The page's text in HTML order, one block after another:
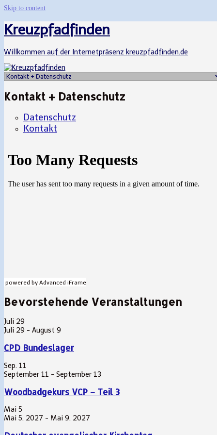
Skip to content
Kreuzpfadfinden
Willkommen auf der Internetpräsenz kreuzpfadfinden.de
Kontakt + Datenschutz
Datenschutz
Kontakt
Sidebar
powered by Advanced iFrame
Bevorstehende Veranstaltungen
Juli 29
Juli 29 - August 9
CPD Bundeslager
Sep. 11
September 11 - September 13
Woodbadgekurs VCP – Teil 3
Mai 5
Mai 5, 2027 - Mai 9, 2027